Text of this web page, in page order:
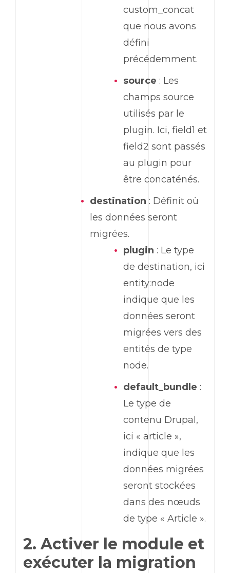
custom_concat
que nous avons
défini
précédemment.
source : Les
champs source
utilisés par le
plugin. Ici, field1 et
field2 sont passés
au plugin pour
être concaténés.
destination : Définit où
les données seront
migrées.
plugin : Le type
de destination, ici
entity:node
indique que les
données seront
migrées vers des
entités de type
node.
default_bundle :
Le type de
contenu Drupal,
ici « article »,
indique que les
données migrées
seront stockées
dans des nœuds
de type « Article ».
2. Activer le module et
exécuter la migration